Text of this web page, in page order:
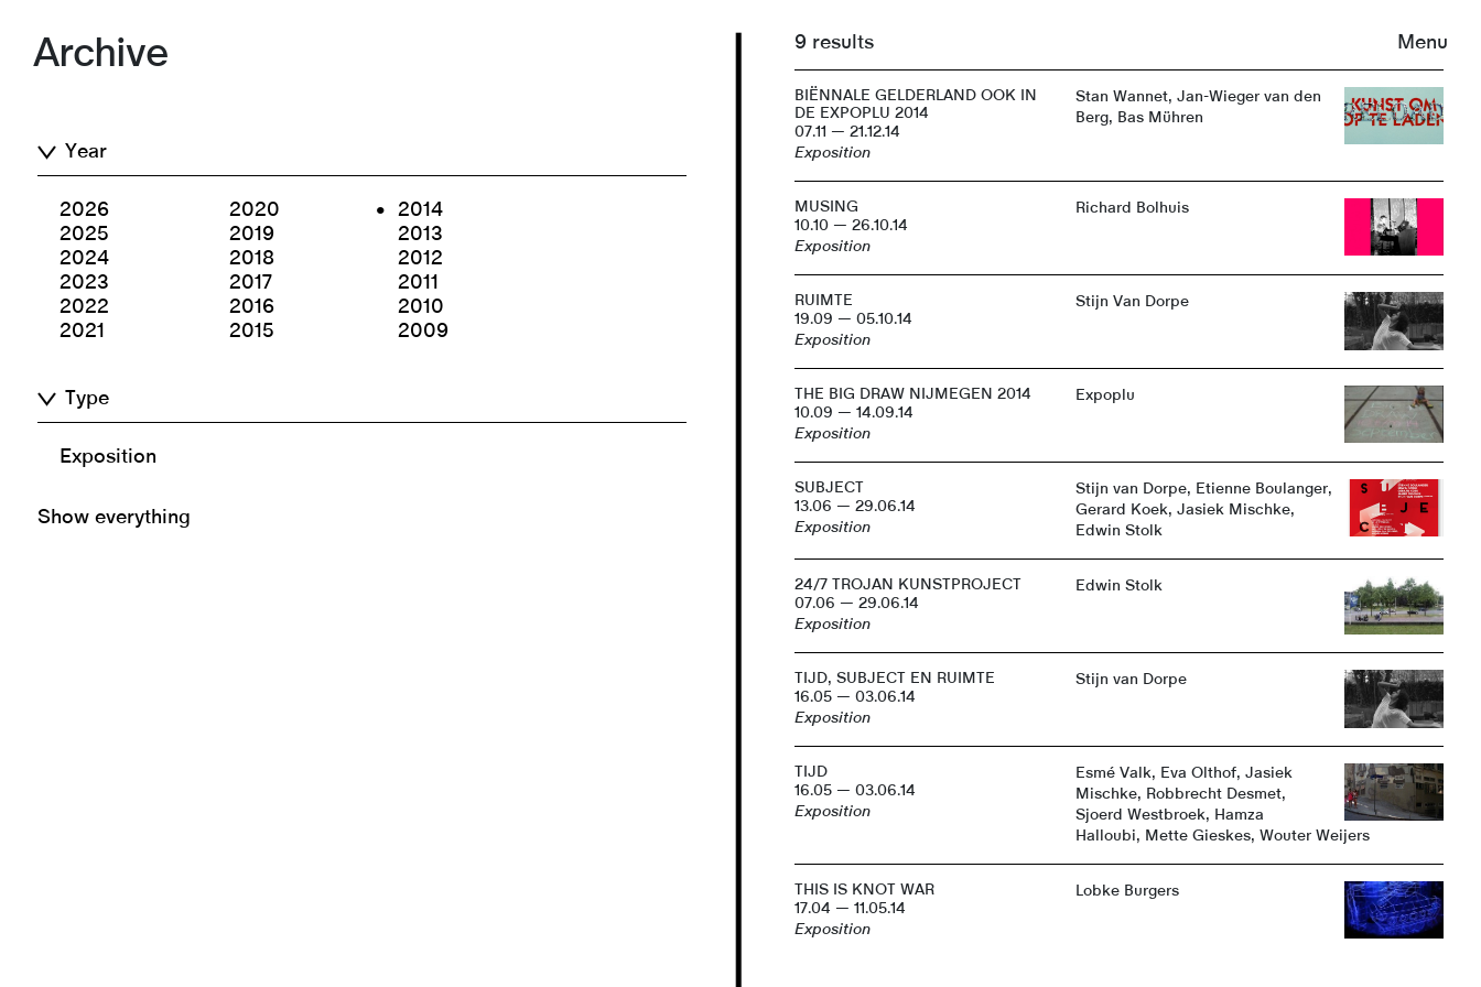
Menu
Archive
Year
2026
2025
2024
2023
2022
2021
2020
2019
2018
2017
2016
2015
2014
2013
2012
2011
2010
2009
Type
Exposition
Show everything
9 results
BIËNNALE GELDERLAND OOK IN
DE EXPOPLU 2014
07.11 — 21.12.14
Exposition
Stan Wannet, Jan-Wieger van den
Berg, Bas Mühren
MUSING
10.10 — 26.10.14
Exposition
Richard Bolhuis
RUIMTE
19.09 — 05.10.14
Exposition
Stijn Van Dorpe
THE BIG DRAW NIJMEGEN 2014
10.09 — 14.09.14
Exposition
Expoplu
SUBJECT
13.06 — 29.06.14
Exposition
Stijn van Dorpe, Etienne Boulanger,
Gerard Koek, Jasiek Mischke,
Edwin Stolk
24/7 TROJAN KUNSTPROJECT
07.06 — 29.06.14
Exposition
Edwin Stolk
TIJD, SUBJECT EN RUIMTE
16.05 — 03.06.14
Exposition
Stijn van Dorpe
TIJD
16.05 — 03.06.14
Exposition
Esmé Valk, Eva Olthof, Jasiek
Mischke, Robbrecht Desmet,
Sjoerd Westbroek, Hamza
Halloubi, Mette Gieskes, Wouter Weijers
THIS IS KNOT WAR
17.04 — 11.05.14
Exposition
Lobke Burgers